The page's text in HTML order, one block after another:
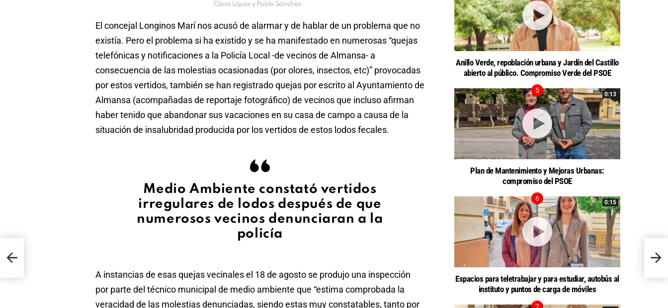
Clara López y Pablo Sánchez
El concejal Longinos Marí nos acusó de alarmar y de hablar de un problema que no
existía. Pero el problema si ha existido y se ha manifestado en numerosas “quejas
telefónicas y notificaciones a la Policía Local -de vecinos de Almansa- a
consecuencia de las molestias ocasionadas (por olores, insectos, etc)” provocadas
por estos vertidos, también se han registrado quejas por escrito al Ayuntamiento de
Almansa (acompañadas de reportaje fotográfico) de vecinos que incluso afirman
haber tenido que abandonar sus vacaciones en su casa de campo a causa de la
situación de insalubridad producida por los vertidos de estos lodos fecales.
Medio Ambiente constató vertidos
irregulares de lodos después de que
numerosos vecinos denunciaran a la
policía
A instancias de esas quejas vecinales el 18 de agosto se produjo una inspección
por parte del técnico municipal de medio ambiente que “estima comprobada la
veracidad de las molestias denunciadas, siendo estas muy constatables, tanto por
El
Anillo Verde, repoblación urbana y Jardín del Castillo
abierto al público. Compromiso Verde del PSOE
0:13
Plan de Mantenimiento y Mejoras Urbanas:
compromiso del PSOE
0:15
Espacios para teletrabajar y para estudiar, autobús al
instituto y puntos de carga de móviles